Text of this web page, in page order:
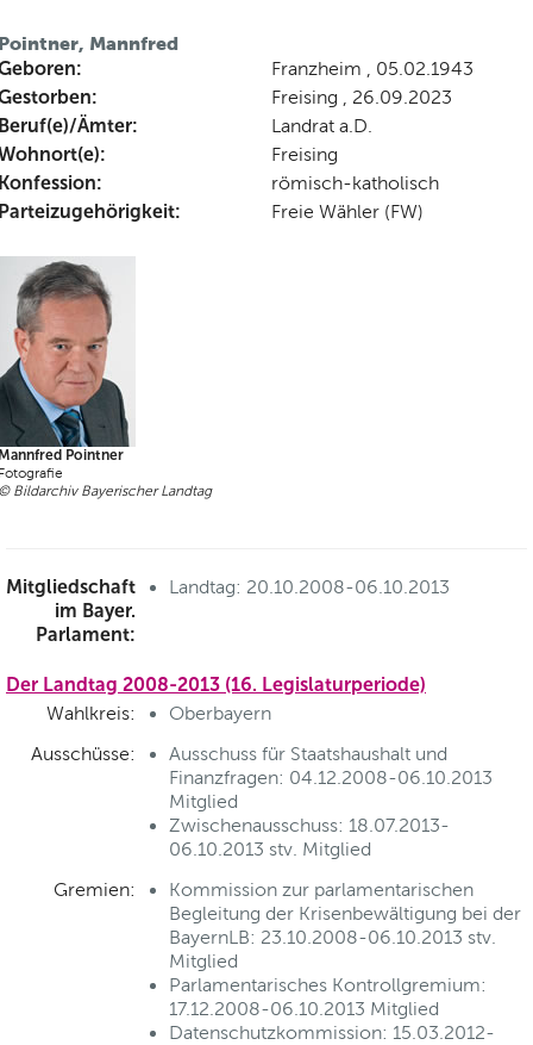
Mannfred
Franzheim , 05.02.1943
Freising , 26.09.2023
Ämter: Landrat a.D.
Freising
römisch-katholisch
Freie Wähler (FW)
Pointner
Bildarchiv Bayerischer Landtag
Mitgliedschaft
im Bayer.
Parlament:
Landtag: 20.10.2008-06.10.2013
Der Landtag 2008-2013 (16. Legislaturperiode)
Wahlkreis:
Oberbayern
Ausschüsse:
Ausschuss für Staatshaushalt und
Finanzfragen: 04.12.2008-06.10.2013
Mitglied
Zwischenausschuss: 18.07.2013-
06.10.2013 stv. Mitglied
Gremien:
Kommission zur parlamentarischen
Begleitung der Krisenbewältigung bei der
BayernLB: 23.10.2008-06.10.2013 stv.
Mitglied
Parlamentarisches Kontrollgremium:
17.12.2008-06.10.2013 Mitglied
Datenschutzkommission: 15.03.2012-